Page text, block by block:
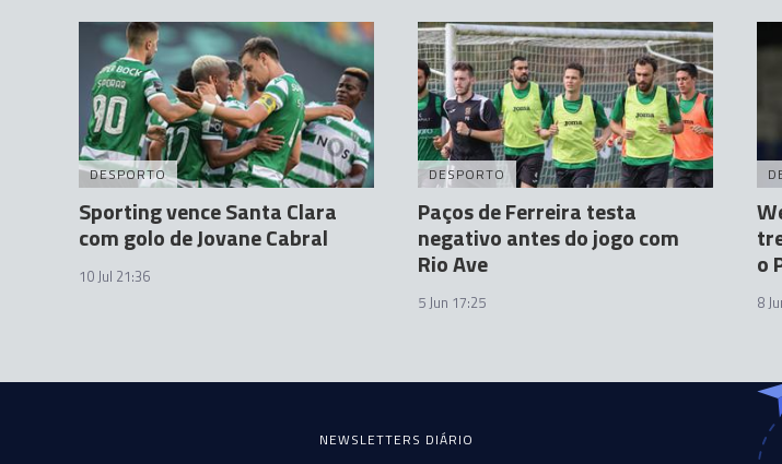
DESPORTO
Sporting vence Santa Clara
com golo de Jovane Cabral
10 Jul 21:36
DESPORTO
Paços de Ferreira testa
negativo antes do jogo com
Rio Ave
5 Jun 17:25
o
8
NEWSLETTERS DIÁRIO